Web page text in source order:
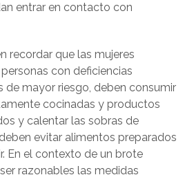
entrar en contacto con
recordar que las mujeres
con deficiencias
de mayor riesgo, deben consumir
cocinadas y productos
y calentar las sobras de
evitar alimentos preparados
En el contexto de un brote
razonables las medidas